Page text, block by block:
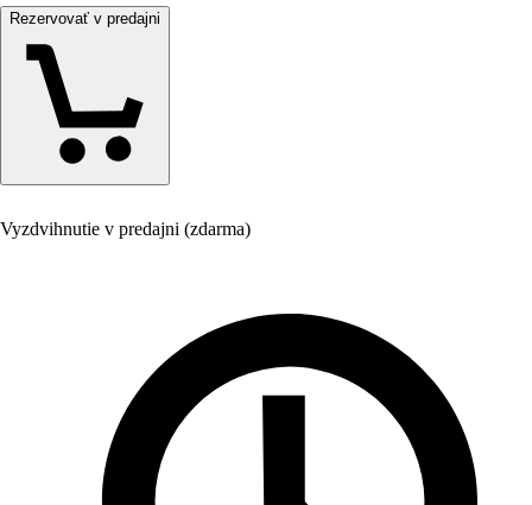
Rezervovať v predajni
Vyzdvihnutie v predajni (zdarma)